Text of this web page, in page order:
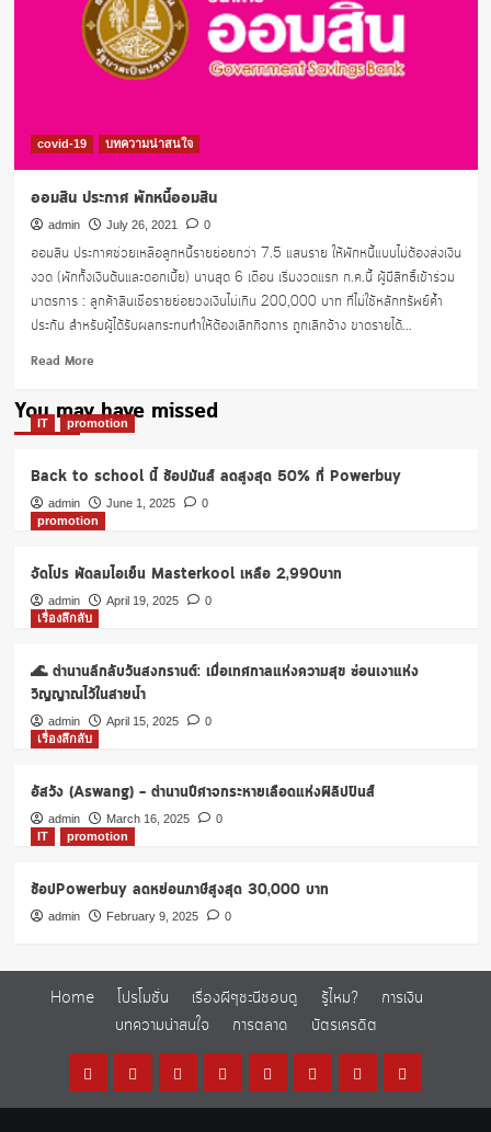
covid-19 บทความน่าสนใจ
ออมสิน ประกาศ พักหนี้ออมสิน
admin July 26, 2021 0
ออมสิน ประกาศช่วยเหลือลูกหนี้รายย่อยกว่า 7.5 แสนราย ให้พักหนี้แบบไม่ต้องส่งเงิน
งวด (พักทั้งเงินต้นและดอกเบี้ย) นานสุด 6 เดือน เริ่มงวดแรก ก.ค.นี้ ผู้มีสิทธิ์เข้าร่วม
มาตรการ : ลูกค้าสินเชื่อรายย่อยวงเงินไม่เกิน 200,000 บาท ที่ไม่ใช้หลักทรัพย์ค้ำ
ประกัน สำหรับผู้ได้รับผลกระทบทำให้ต้องเลิกกิจการ ถูกเลิกจ้าง ขาดรายได้...
Read MoreRead
about
ออมสิน
หนี้
ออมสิน
You may have missed
IT promotion
Back to school นี้ ช้อปมันส์ ลดสูงสุด 50% ที่ Powerbuy
admin June 1, 2025
0
promotion
จัดโปร พัดลมไอเย็น Masterkool เหลือ 2,990บาท
admin April 19, 2025
0
เรื่องลึกลับ
🌊 ตำนานลึกลับวันสงกรานต์: เมื่อเทศกาลแห่งความสุข ซ่อนเงาแห่ง
วิญญาณไว้ในสายน้ำ
admin April 15, 2025
0
เรื่องลึกลับ
อัสวัง (Aswang) – ตำนานปีศาจกระหายเลือดแห่งฟิลิปปินส์
admin March 16, 2025
0
IT
promotion
ช้อปPowerbuy ลดหย่อนภาษีสูงสุด 30,000 บาท
admin February 9, 2025 0
Home โปรโมชั่น เรื่องผีๆชะนีชอบดู รู้ไหม?
การเงิน
บทความน่าสนใจ
การตลาด บัตรเครดิต
Home โปร
เรื่อง
รู้
การ
บทความการ
บัตร